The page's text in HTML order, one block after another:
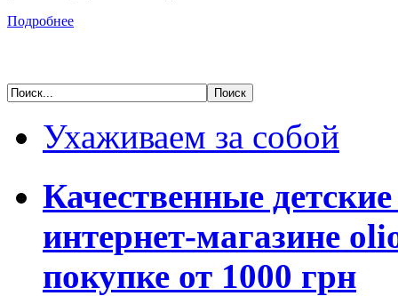
Подробнее
Ухаживаем за собой
Качественные
интернет-магазине
покупке от 1000 грн